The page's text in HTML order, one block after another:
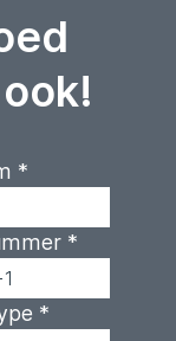
*
*
*